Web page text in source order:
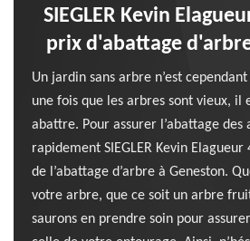
SIEGLER Kevin
prix d'abattage
Un jardin sans arbre n’est
une fois que les arbres sont vieux, il
abattre. Pour assurer l’abattage des
rapidement SIEGLER Kevin Elagueur
de l’abattage d’arbre à Geneston.
votre arbre, que ce soit un arbre
saurons en prendre soin pour